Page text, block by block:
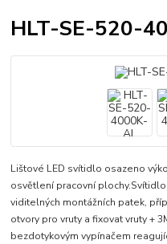
HLT-SE-520-
Lištové LED svítidlo osazeno
osvětlení pracovní
viditelných montážních patek,
otvory pro vruty a fixovat vruty +
bezdotykovým vypínačem